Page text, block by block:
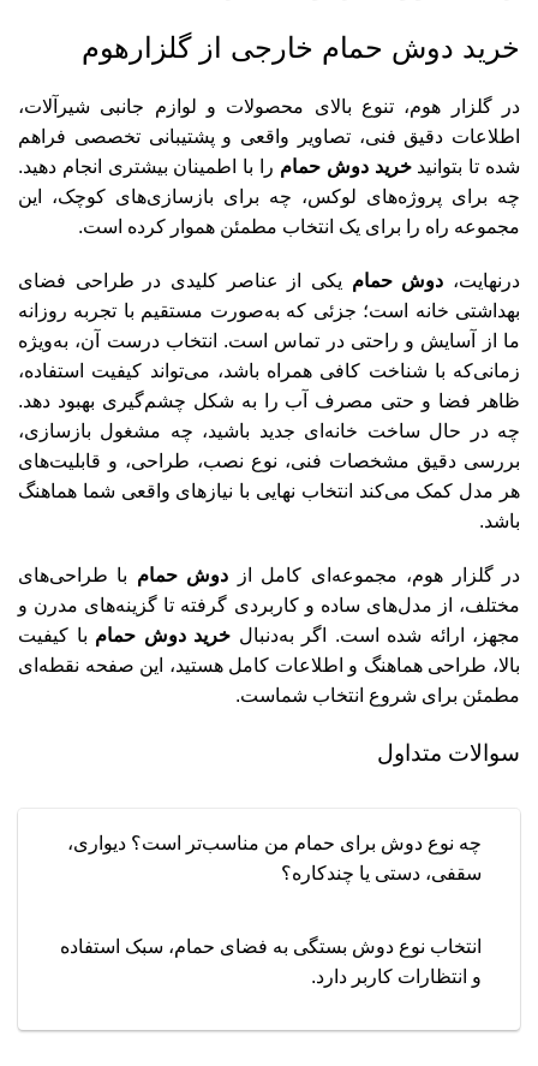
خرید دوش حمام خارجی از گلزارهوم
در گلزار هوم، تنوع بالای محصولات و لوازم جانبی شیرآلات،
اطلاعات دقیق فنی، تصاویر واقعی و پشتیبانی تخصصی فراهم
شده تا بتوانیدخرید دوش حمام را با اطمینان بیشتری انجام دهید.
چه برای پروژه‌های لوکس، چه برای بازسازی‌های کوچک، این
مجموعه راه را برای یک انتخاب مطمئن هموار کرده است.
درنهایت، دوش حمام یکی از عناصر کلیدی در طراحی فضای
بهداشتی خانه است؛ جزئی که به‌صورت مستقیم با تجربه روزانه
ما از آسایش و راحتی در تماس است. انتخاب درست آن، به‌ویژه
زمانی‌که با شناخت کافی همراه باشد، می‌تواند کیفیت استفاده،
ظاهر فضا و حتی مصرف آب را به شکل چشم‌گیری بهبود دهد.
چه در حال ساخت خانه‌ای جدید باشید، چه مشغول بازسازی،
بررسی دقیق مشخصات فنی، نوع نصب، طراحی، و قابلیت‌های
هر مدل کمک می‌کند انتخاب نهایی با نیازهای واقعی شما هماهنگ
باشد.
در گلزار هوم، مجموعه‌ای کامل از دوش‌ حمام با طراحی‌های
مختلف، از مدل‌های ساده و کاربردی گرفته تا گزینه‌های مدرن و
مجهز، ارائه شده است. اگر به‌دنبال خرید دوش حمام با کیفیت
بالا، طراحی هماهنگ و اطلاعات کامل هستید، این صفحه نقطه‌ای
مطمئن برای شروع انتخاب شماست.
سوالات متداول
چه نوع دوش برای حمام من مناسب‌تر است؟ دیواری،
سقفی، دستی یا چندکاره؟
انتخاب نوع دوش بستگی به فضای حمام، سبک استفاده
و انتظارات کاربر دارد.